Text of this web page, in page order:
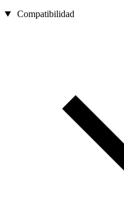
Compatibilidad